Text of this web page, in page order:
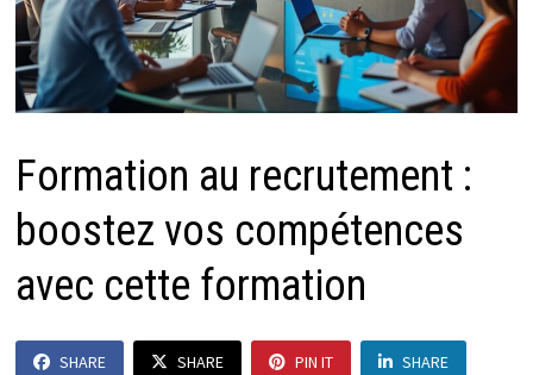
Formation au recrutement :
boostez vos compétences
avec cette formation
SHARE SHARE PIN IT SHARE